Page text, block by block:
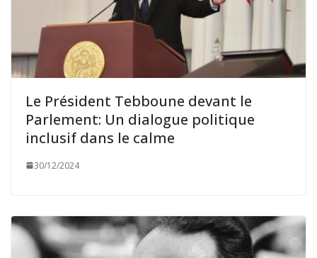
Le Président Tebboune devant le
Parlement: Un dialogue politique
inclusif dans le calme
30/12/2024